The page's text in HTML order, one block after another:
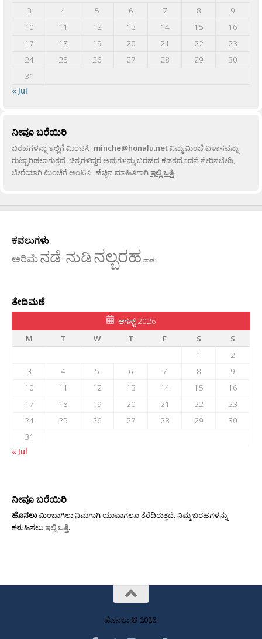
3
4 5 6 7 8
9
10
11 12 13 14 15
16
17
18 19 20 21 22
23
24
25 26 27 28 29
30
31
« Jul
ನೀವೂ ಬರೆಯಿರಿ
ಬರಹಗಳನ್ನು ಇಲ್ಲಿಗೆ ಮಿಂಚಿಸಿ: minche@honalu.netನಿಮ್ಮ ಮಿಂಚೆ ವಿಳಾಸವನ್ನು
ಗುಟ್ಟಾಗಿಡಲಾಗುತ್ತದೆ. ಚಿತ್ರಗಳಿದ್ದರೆ ಅವುಗಳನ್ನು ಬರಹದ ಕಡತದೊಡನೆ ಸೇರಿಸಬೇಡಿ,
ಬೇರೆಯಾಗಿ ಮಿಂಚೆಗೆ ಅಂಟಿಸಿ. ಹೆಚ್ಚಿನ ಮಾಹಿತಿಗಾಗಿಇಲ್ಲಿ ಒತ್ತಿ.
ಕವಲುಗಳು
ಅರಿಮೆನಡೆ-ನುಡಿನಲ್ಬರಹ ನಾಡು
ತೇದಿಮಣೆ
ಆಗಸ್ಟ್ 2026
M
T W T F S
S
1
2
3
4 5 6 7 8
9
10
11 12 13 14 15
16
17
18 19 20 21 22
23
24
25 26 27 28 29
30
31
« Jul
ನೀವೂ ಬರೆಯಿರಿ
ಹೊನಲುಮಿಂಬಾಗಿಲು ನಿಮಗಾಗಿ ಯಾವಾಗಲೂ ತೆರೆದಿರುತ್ತದೆ. ನಿಮ್ಮ ಬರಹಗಳನ್ನು
ಕಳುಹಿಸಲುಇಲ್ಲಿ ಒತ್ತಿ.
ಹೊನಲು © 2026.